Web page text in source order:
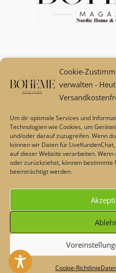
Cookie-
verwalten -
Um dir optimale Services und
Technologien wie Cookies, um
und/oder darauf zuzugreifen. Wenn
können wir Daten für
auf dieser Website verarbeiten.
oder zurückziehst, können bestimmte
beeinträchtigt werden.
Cookie-Richtlinie
Heute - Dekoschnäppchen &
#maisonplus
Mein
Versand und
Über
Echtheit von
Die durchgestrichenen Preise
in diesem